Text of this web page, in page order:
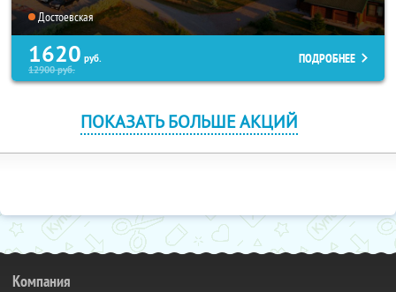
Достоевская
1620 руб.
12900руб.
ПОДРОБНЕЕ
ПОКАЗАТЬ БОЛЬШЕ АКЦИЙ
Компания